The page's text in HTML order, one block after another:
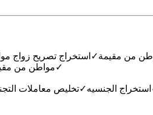
من مقيمة✓استخراج تصريح زواج
مواطن من مقيمة من مؤاليد المملكة✓طلب تصريح زواج✓منح تصريح زواج✓شروط استخراج تصريح زواج✓
الجنسيه✓تخليص معاملات